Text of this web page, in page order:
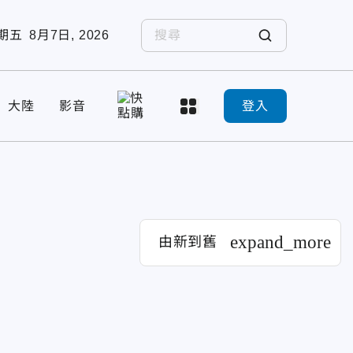
五 8月7日, 2026
大陸 影音 登入
由新到舊 expand_more